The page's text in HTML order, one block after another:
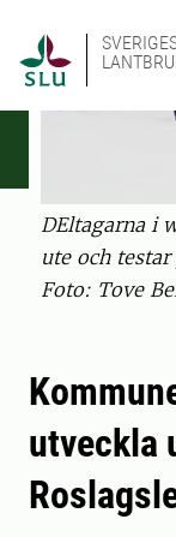
DEltagarna i
ute och
Foto: Tove
utveckla